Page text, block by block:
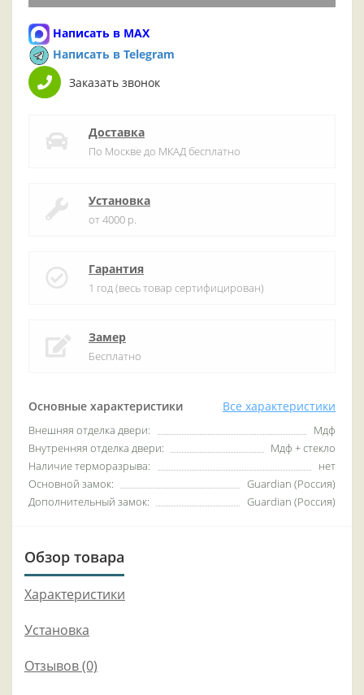
Основные характеристики Все характеристики
Внешняя отделка двери:
Мдф
Внутренняя отделка двери:
Мдф + стекло
Наличие терморазрыва:
нет
Основной замок:
Guardian (Россия)
Дополнительный замок:
Guardian (Россия)
Написать в MAX
Написать в Telegram
Заказать звонок
Доставка
По Москве до МКАД бесплатно
Установка
от 4000 р.
Гарантия
1 год (весь товар сертифицирован)
Замер
Бесплатно
Обзор товара
Характеристики
Установка
Отзывов (0)